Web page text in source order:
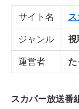
サイト名
ジャンル 視
運営者
スカパー放送番